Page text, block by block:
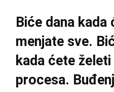
Biće dana
menjate sve.
kada ćete
procesa.